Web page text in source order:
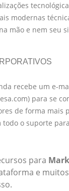
modernas
mão e nem seu
recebe um e-
para se
de forma mais
todo o suporte
para
e